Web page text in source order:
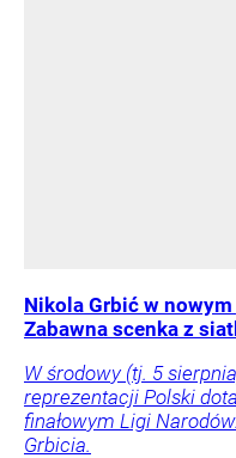
Nikola Grbić w
Zabawna scenka z
W środowy (tj. 5
reprezentacji Polski
finałowym Ligi
Grbicia.